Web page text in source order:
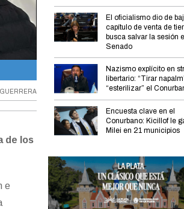
Alejandro Dichiara presidirá la
de los
e
El oficialismo dio de
capítulo de venta de
busca salvar la sesión
Senado
Nazismo explícito en
libertario: “Tirar
“esterilizar” el
Encuesta clave en el
Conurbano: Kicillof le
Milei en 21 municipios